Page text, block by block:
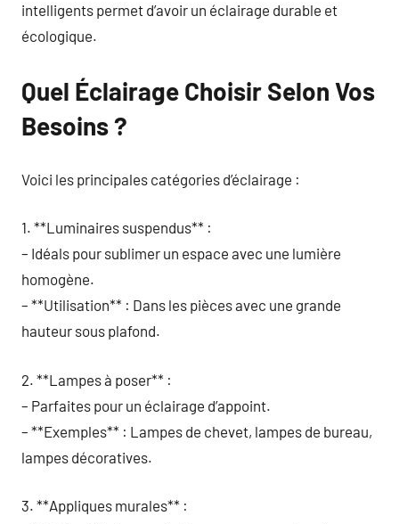
intelligents permet d’avoir un éclairage durable et
écologique.
Quel Éclairage Choisir Selon Vos
Besoins ?
Voici les principales catégories d’éclairage :
1. **Luminaires suspendus** :
– Idéals pour sublimer un espace avec une lumière
homogène.
– **Utilisation** : Dans les pièces avec une grande
hauteur sous plafond.
2. **Lampes à poser** :
– Parfaites pour un éclairage d’appoint.
– **Exemples** : Lampes de chevet, lampes de bureau,
lampes décoratives.
3. **Appliques murales** :